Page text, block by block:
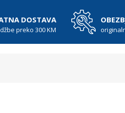
DOSTAVA
preko 300 KM